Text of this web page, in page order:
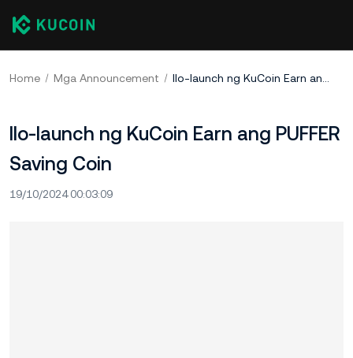
Home Mga Announcement Ilo-launch ng KuCoin Earn ang PUFFER Saving Coin
Ilo-launch ng KuCoin Earn ang PUFFER
Saving Coin
19/10/2024 00:03:09